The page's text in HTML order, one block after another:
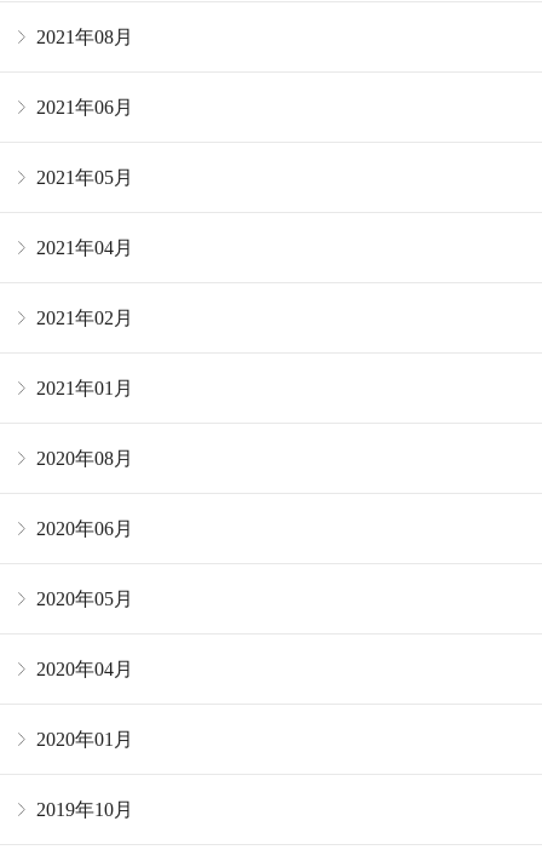
2021年08月
2021年06月
2021年05月
2021年04月
2021年02月
2021年01月
2020年08月
2020年06月
2020年05月
2020年04月
2020年01月
2019年10月